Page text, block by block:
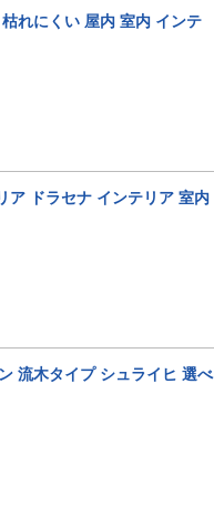
れにくい 屋内 室内 インテ
ア ドラセナ インテリア 室内
流木タイプ シュライヒ 選べ